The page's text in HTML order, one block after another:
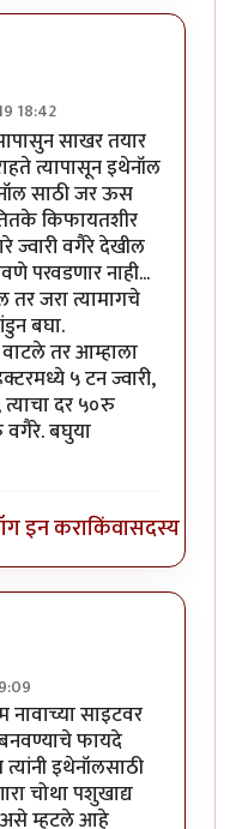
18:42
भंकस बाबासाखर तयार
त्यापासून इथेनॉल
साठी जर ऊस
किफायतशीर
ज्वारी वगैरे देखील
परवडणार नाही...
तर जरा त्यामागचे
बघा.
तर आम्हाला
५ टन ज्वारी,
दर ५०रु
बघुया
इन कराकिंवासदस्य व्हा
नाही तो. उसापासुन
साइटवर
फायदे
इथेनॉलसाठी
चोथा पशुखाद्य
असे म्हटले आहे